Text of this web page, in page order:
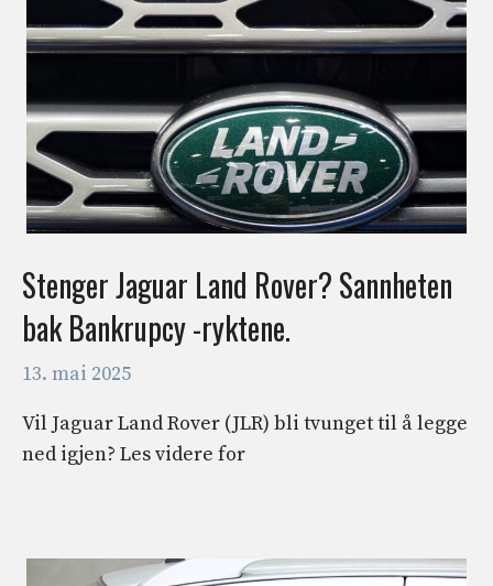
Stenger Jaguar Land Rover? Sannheten
bak Bankrupcy -ryktene.
13. mai 2025
Vil Jaguar Land Rover (JLR) bli tvunget til å legge
ned igjen? Les videre for